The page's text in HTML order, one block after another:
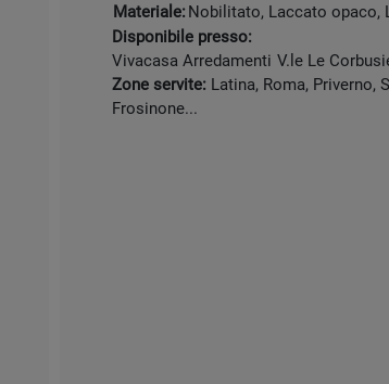
Materiale:Nobilitato, Laccato opaco,
Disponibile presso:
Vivacasa Arredamenti V.le Le
Zone servite: Latina, Roma, Priverno,
Frosinone...